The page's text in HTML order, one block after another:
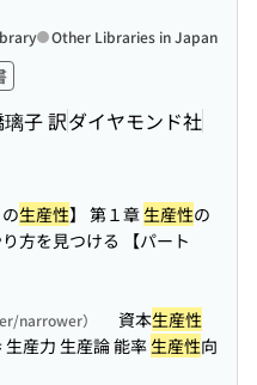
子 訳ダイヤモンド社
Other Libraries in Japan
生産性】 第１章 生産性の
方を見つける 【パート
narrower） 資本生産性
産力 生産論 能率 生産性向